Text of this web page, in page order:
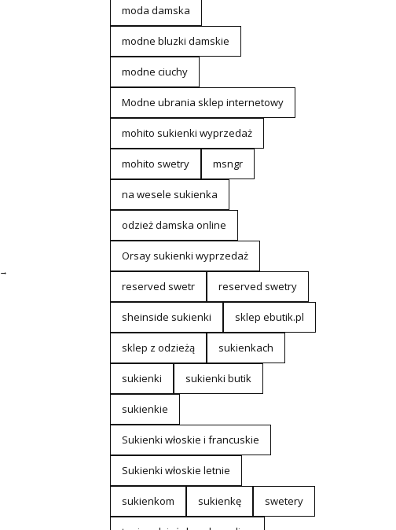
→
moda damska
modne bluzki damskie
modne ciuchy
Modne ubrania sklep internetowy
mohito sukienki wyprzedaż
mohito swetry msngr
na wesele sukienka
odzież damska online
Orsay sukienki wyprzedaż
reserved swetr reserved swetry
sheinside sukienki sklep ebutik.pl
sklep z odzieżą sukienkach
sukienki sukienki butik
sukienkie
Sukienki włoskie i francuskie
Sukienki włoskie letnie
sukienkom sukienkę swetery